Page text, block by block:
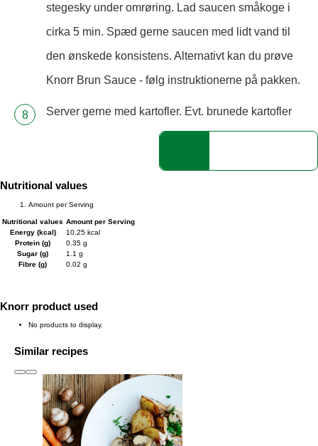
stegesky under omrøring. Lad saucen småkoge i
cirka 5 min. Spæd gerne saucen med lidt vand til
den ønskede konsistens. Alternativt kan du prøve
Knorr Brun Sauce - følg instruktionerne på pakken.
Server gerne med kartofler. Evt. brunede kartofler
Nutritional values
Amount per Serving
Nutritional values Amount per Serving
Energy (kcal)
10.25 kcal
Protein (g)
0.35 g
Sugar (g)
1.1 g
Fibre (g)
0.02 g
Knorr product used
No products to display.
Similar recipes
1 to 3of 6